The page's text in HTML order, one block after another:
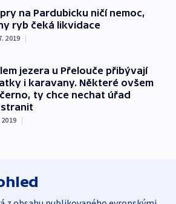
na Pardubicku ničí nemoc,
ryb čeká likvidace
2019 |
jezera u Přelouče přibývají
i karavany. Některé ovšem
ty chce nechat úřad
2019 |